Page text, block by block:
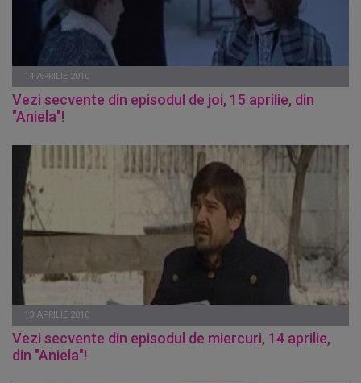
14 APRILIE 2010
Vezi secvente din episodul de joi, 15 aprilie, din
"Aniela"!
13 APRILIE 2010
Vezi secvente din episodul de miercuri, 14 aprilie,
din "Aniela"!